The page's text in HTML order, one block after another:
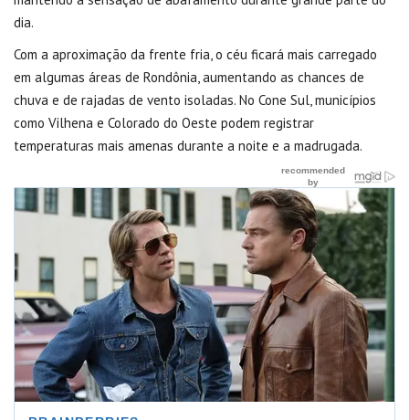
dia.
Com a aproximação da frente fria, o céu ficará mais carregado
em algumas áreas de Rondônia, aumentando as chances de
chuva e de rajadas de vento isoladas. No Cone Sul, municípios
como Vilhena e Colorado do Oeste podem registrar
temperaturas mais amenas durante a noite e a madrugada.